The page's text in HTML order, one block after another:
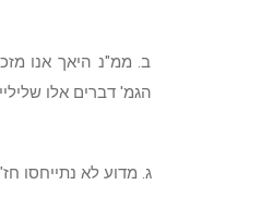
ב. ממ"נ היאך אנו
הגמ' דברים אלו
ג. מדוע לא נתייחסו